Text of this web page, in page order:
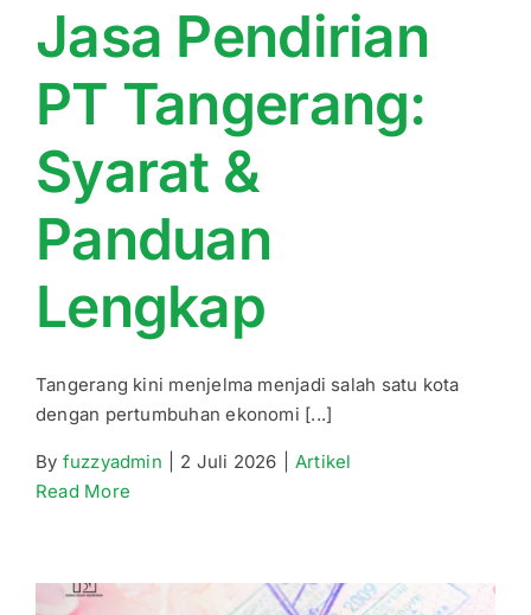
Jasa Pendirian
PT Tangerang:
Syarat &
Panduan
Lengkap
Tangerang kini menjelma menjadi salah satu kota
dengan pertumbuhan ekonomi [...]
By fuzzyadmin 2 Juli 2026
Artikel
Read More